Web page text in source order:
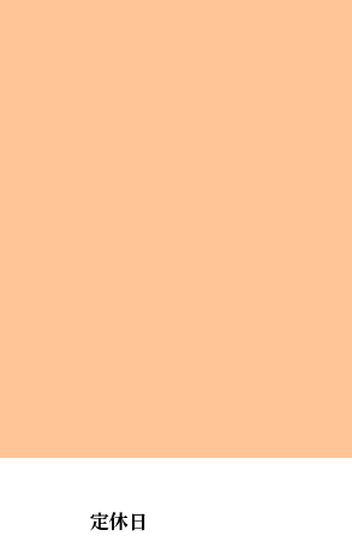
定休日